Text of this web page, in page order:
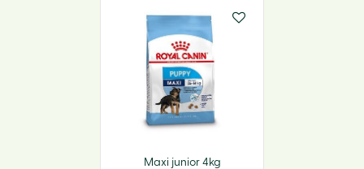
Maxi junior 4kg